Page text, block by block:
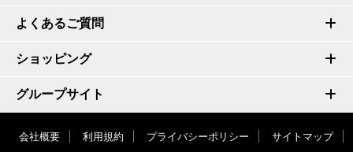
よくあるご質問
ショッピング
グループサイト
会社概要 利用規約 プライバシーポリシー
サイトマップ